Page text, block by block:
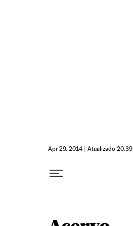
Apr 29, 2014 | Atualizado 20:39